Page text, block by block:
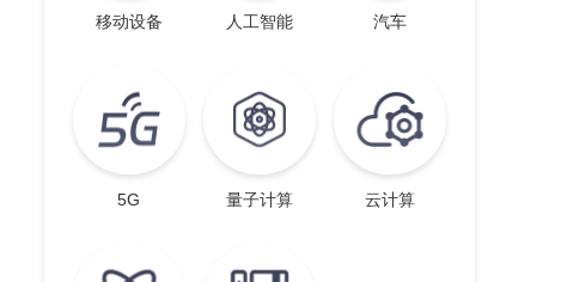
移动设备 人工智能 汽车
5G 量子计算 云计算